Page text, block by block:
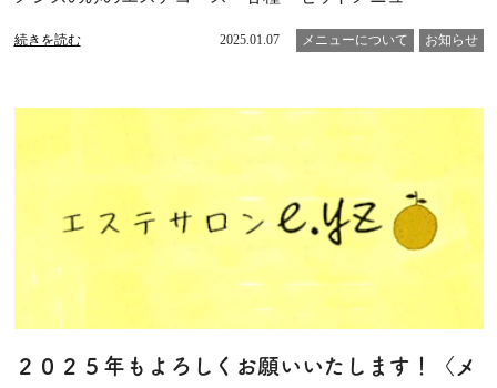
続きを読む 2025.01.07 メニューについて お知らせ
２０２５年もよろしくお願いいたします！〈メ